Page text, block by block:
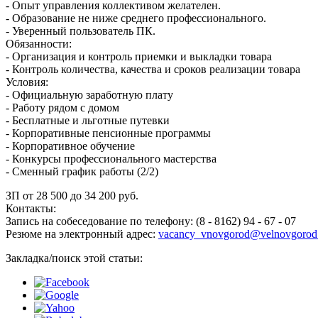
- Опыт управления коллективом желателен.
- Образование не ниже среднего профессионального.
- Уверенный пользователь ПК.
Обязанности:
- Организация и контроль приемки и выкладки товара
- Контроль количества, качества и сроков реализации товара
Условия:
- Официальную заработную плату
- Работу рядом с домом
- Бесплатные и льготные путевки
- Корпоративные пенсионные программы
- Корпоративное обучение
- Конкурсы профессионального мастерства
- Сменный график работы (2/2)
ЗП от 28 500 до 34 200 руб.
Контакты:
Запись на собеседование по телефону: (8 - 8162) 94 - 67 - 07
Резюме на электронный адрес:
Закладка/поиск этой статьи: